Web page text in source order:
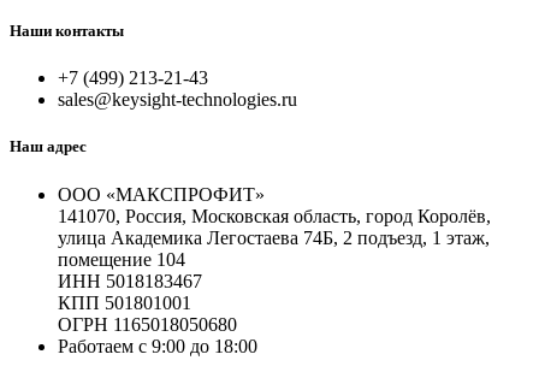
Наши контакты
+7 (499) 213-21-43
sales@keysight-technologies.ru
Наш адрес
ООО «МАКСПРОФИТ»
141070, Россия, Московская область, город Королёв,
улица Академика Легостаева 74Б, 2 подъезд, 1 этаж,
помещение 104
ИНН 5018183467
КПП 501801001
ОГРН 1165018050680
Работаем с 9:00 до 18:00